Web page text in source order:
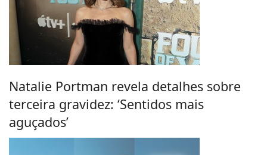
Natalie Portman revela detalhes sobre
terceira gravidez: ‘Sentidos mais
aguçados’